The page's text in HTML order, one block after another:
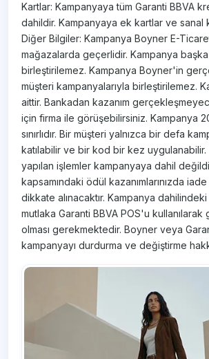
Kartlar: Kampanyaya tüm Garanti BBVA
dahildir. Kampanyaya ek kartlar ve sanal
Diğer Bilgiler: Kampanya Boyner E-
mağazalarda geçerlidir. Kampanya
birleştirilemez. Kampanya Boyner'in
müşteri kampanyalarıyla birleştirilemez.
aittir. Bankadan kazanım
için firma ile görüşebilirsiniz. Kampanya
sınırlıdır. Bir müşteri yalnızca bir defa
katılabilir ve bir kod bir kez uygulanabilir.
yapılan işlemler kampanyaya dahil
kapsamındaki ödül kazanımlarınızda
dikkate alınacaktır. Kampanya
mutlaka Garanti BBVA POS'u
olması gerekmektedir. Boyner veya
kampanyayı durdurma ve değiştirme